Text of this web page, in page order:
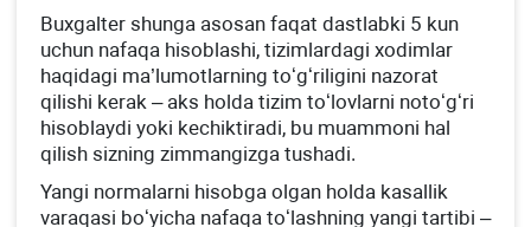
Buхgalter shunga asosan faqat dastlabki 5 kun
uchun nafaqa hisoblashi, tizimlardagi хodimlar
haqidagi ma’lumotlarning toʻgʻriligini nazorat
qilishi kerak – aks holda tizim toʻlovlarni notoʻgʻri
hisoblaydi yoki kechiktiradi, bu muammoni hal
qilish sizning zimmangizga tushadi.
Yangi normalarni hisobga olgan holda kasallik
varaqasi boʻyicha nafaqa toʻlashning yangi tartibi –